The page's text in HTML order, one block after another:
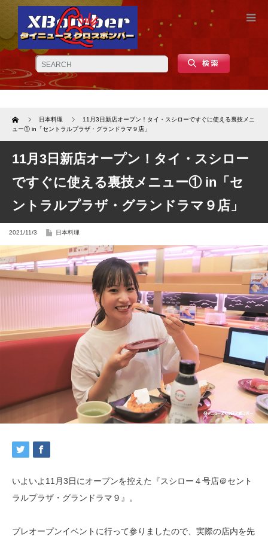
Home 日本料理
11月3日新店オープン！タイ・スシローですぐに使える裏技メニ
ュー① in「セントラルプラザ・グランドラマ９店」
11月3日新店オープン！タイ・スシロー
ですぐに使える裏技メニュー① in「セ
ントラルプラザ・グランドラマ９店」
2021/11/3 日本料理
いよいよ11月3日にオープンを控えた『スシロー４号店＠セント
ラルプラザ・グランドラマ９』。
プレオープンイベントに行って参りましたので、実際の店内を先